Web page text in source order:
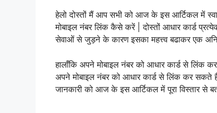
हेलो दोस्तों मैं आप सभी को आज के इस आर्टिकल में
मोबाइल नंबर लिंक कैसे करें | दोस्तों आधार कार्ड
सेवाओं से जुड़ने के कारण इसका महत्त्व बढाकर एक
हालाँकि अपने मोबाइल नंबर को आधार कार्ड से लिंक
अपने मोबाइल नंबर को आधार कार्ड से लिंक कर
जानकारी को आज के इस आर्टिकल में पूरा विस्तार से